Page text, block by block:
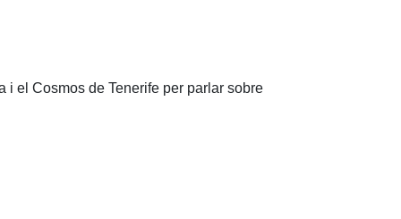
i el Cosmos de Tenerife per parlar sobre